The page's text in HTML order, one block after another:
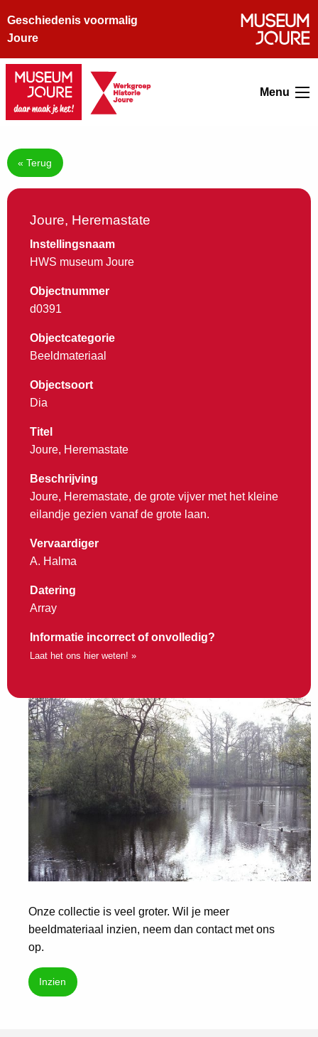
Geschiedenis voormalig
Joure
Menu
« Terug
Joure, Heremastate
Instellingsnaam
HWS museum Joure
Objectnummer
d0391
Objectcategorie
Beeldmateriaal
Objectsoort
Dia
Titel
Joure, Heremastate
Beschrijving
Joure, Heremastate, de grote vijver met het kleine
eilandje gezien vanaf de grote laan.
Vervaardiger
A. Halma
Datering
Array
Informatie incorrect of onvolledig?
Laat het ons hier weten! »
Onze collectie is veel groter. Wil je meer
beeldmateriaal inzien, neem dan contact met ons
op.
Inzien